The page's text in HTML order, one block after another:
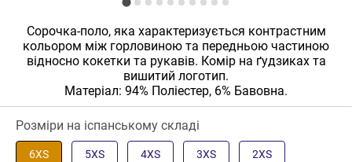
Сорочка-поло, яка характеризується контрастним
кольором між горловиною та передньою частиною
відносно кокетки та рукавів. Комір на ґудзиках та
вишитий логотип.
Матеріал: 94% Поліестер, 6% Бавовна.
Розміри на іспанському складі
6XS 5XS 4XS 3XS 2XS